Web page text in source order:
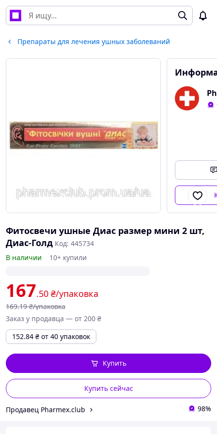
Препараты для лечения ушных заболеваний
Фитосвечи ушные Диас размер мини 2 шт,
Диас-Голд Код: 445734
В наличии
10+ купили
167.50 ₴/упаковка
169.19 ₴/упаковка
Заказ у продавца — от 200 ₴
152.84 ₴ от 40 упаковок
Купить сейчас
Купить
Продавец Pharmex.club 98%